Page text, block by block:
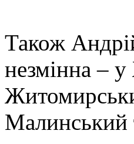
Також
незмінна –
Малинський